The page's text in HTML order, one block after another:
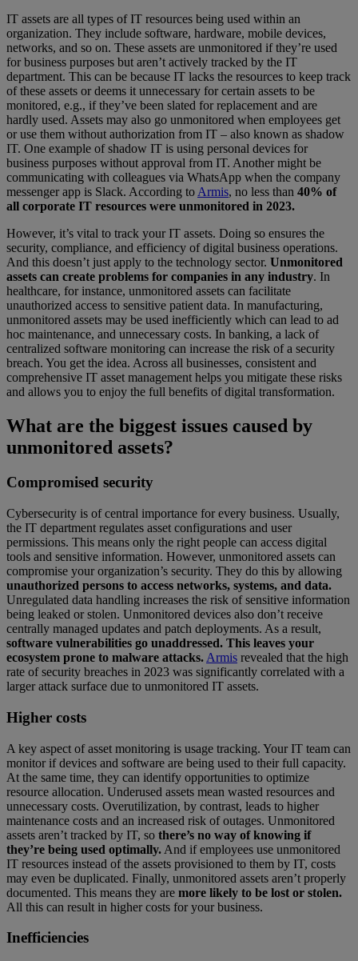
IT assets are all types of IT resources being used within an
organization. They include software, hardware, mobile devices,
networks, and so on. These assets are unmonitored if they’re used
for business purposes but aren’t actively tracked by the IT
department. This can be because IT lacks the resources to keep track
of these assets or deems it unnecessary for certain assets to be
monitored, e.g., if they’ve been slated for replacement and are
hardly used. Assets may also go unmonitored when employees get
or use them without authorization from IT – also known as shadow
IT. One example of shadow IT is using personal devices for
business purposes without approval from IT. Another might be
communicating with colleagues via WhatsApp when the company
messenger app is Slack. According to Armis, no less than 40% of
all corporate IT resources were unmonitored in 2023.
However, it’s vital to track your IT assets. Doing so ensures the
security, compliance, and efficiency of digital business operations.
And this doesn’t just apply to the technology sector. Unmonitored
assets can create problems for companies in any industry. In
healthcare, for instance, unmonitored assets can facilitate
unauthorized access to sensitive patient data. In manufacturing,
unmonitored assets may be used inefficiently which can lead to ad
hoc maintenance, and unnecessary costs. In banking, a lack of
centralized software monitoring can increase the risk of a security
breach. You get the idea. Across all businesses, consistent and
comprehensive IT asset management helps you mitigate these risks
and allows you to enjoy the full benefits of digital transformation.
What are the biggest issues caused by
unmonitored assets?
Compromised security
Cybersecurity is of central importance for every business. Usually,
the IT department regulates asset configurations and user
permissions. This means only the right people can access digital
tools and sensitive information. However, unmonitored assets can
compromise your organization’s security. They do this by allowing
unauthorized persons to access networks, systems, and data.
Unregulated data handling increases the risk of sensitive information
being leaked or stolen. Unmonitored devices also don’t receive
centrally managed updates and patch deployments. As a result,
software vulnerabilities go unaddressed. This leaves your
ecosystem prone to malware attacks. Armis revealed that the high
rate of security breaches in 2023 was significantly correlated with a
larger attack surface due to unmonitored IT assets.
Higher costs
A key aspect of asset monitoring is usage tracking. Your IT team can
monitor if devices and software are being used to their full capacity.
At the same time, they can identify opportunities to optimize
resource allocation. Underused assets mean wasted resources and
unnecessary costs. Overutilization, by contrast, leads to higher
maintenance costs and an increased risk of outages. Unmonitored
assets aren’t tracked by IT, so there’s no way of knowing if
they’re being used optimally. And if employees use unmonitored
IT resources instead of the assets provisioned to them by IT, costs
may even be duplicated. Finally, unmonitored assets aren’t properly
documented. This means they are more likely to be lost or stolen.
All this can result in higher costs for your business.
Inefficiencies